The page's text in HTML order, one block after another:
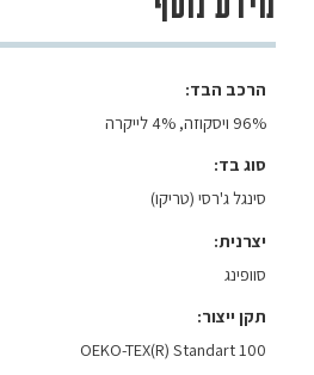
הרכב הבד
96% ויסקוזה, 4% לייקרה
סוג בד
סינגל ג'רסי (טריקו)
יצרנית
סוופינג
תקן ייצור
OEKO-TEX(R) Standart 100